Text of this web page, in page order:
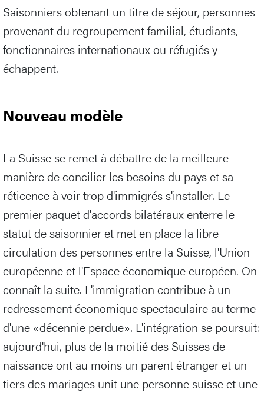
Saisonniers obtenant un titre de séjour, personnes
provenant du regroupement familial, étudiants,
fonctionnaires internationaux ou réfugiés y
échappent.
Nouveau modèle
La Suisse se remet à débattre de la meilleure
manière de concilier les besoins du pays et sa
réticence à voir trop d'immigrés s'installer. Le
premier paquet d'accords bilatéraux enterre le
statut de saisonnier et met en place la libre
circulation des personnes entre la Suisse, l'Union
européenne et l'Espace économique européen. On
connaît la suite. L'immigration contribue à un
redressement économique spectaculaire au terme
d'une «décennie perdue». L'intégration se poursuit:
aujourd'hui, plus de la moitié des Suisses de
naissance ont au moins un parent étranger et un
tiers des mariages unit une personne suisse et une